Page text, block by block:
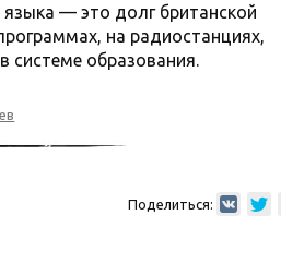
языка — это долг британской
на радиостанциях,
системе образования.
Поделиться: